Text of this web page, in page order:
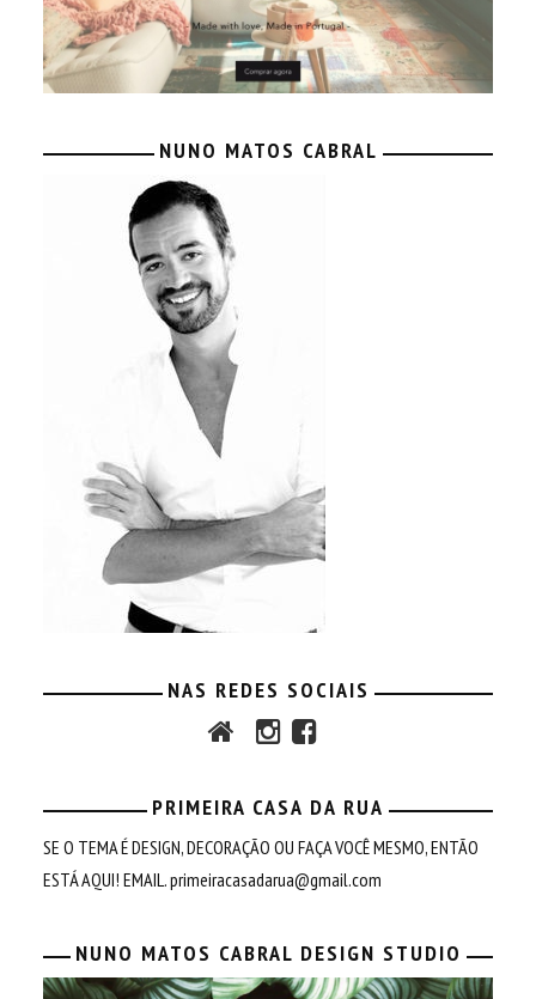
NUNO MATOS CABRAL
NAS REDES SOCIAIS
PRIMEIRA CASA DA RUA
SE O TEMA É DESIGN, DECORAÇÃO OU FAÇA VOCÊ MESMO, ENTÃO
ESTÁ AQUI! EMAIL.primeiracasadarua@gmail.com
NUNO MATOS CABRAL DESIGN STUDIO